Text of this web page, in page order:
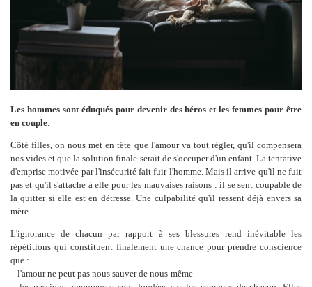
Les hommes sont éduqués pour devenir des héros et les femmes pour être
en couple.
Côté filles, on nous met en tête que l'amour va tout régler, qu'il compensera
nos vides et que la solution finale serait de s'occuper d'un enfant. La tentative
d'emprise motivée par l'insécurité fait fuir l'homme. Mais il arrive qu'il ne fuit
pas et qu'il s'attache à elle pour les mauvaises raisons : il se sent coupable de
la quitter si elle est en détresse. Une culpabilité qu'il ressent déjà envers sa
mère…
L'ignorance de chacun par rapport à ses blessures rend inévitable les
répétitions qui constituent finalement une chance pour prendre conscience
que :
– l'amour ne peut pas nous sauver de nous-même